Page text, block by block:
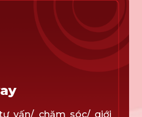
vấn/ chăm sóc/ giới